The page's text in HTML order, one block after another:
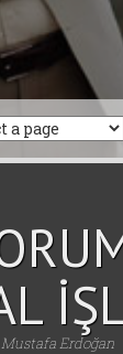
Mustafa Erdoğan